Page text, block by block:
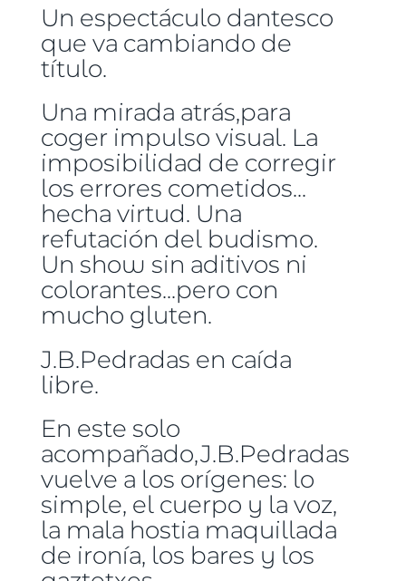
Un espectáculo dantesco
que va cambiando de
título.
Una mirada atrás,para
coger impulso visual. La
imposibilidad de corregir
los errores cometidos...
hecha virtud. Una
refutación del budismo.
Un show sin aditivos ni
colorantes...pero con
mucho gluten.
J.B.Pedradas en caída
libre.
En este solo
acompañado,J.B.Pedradas
vuelve a los orígenes: lo
simple, el cuerpo y la voz,
la mala hostia maquillada
de ironía, los bares y los